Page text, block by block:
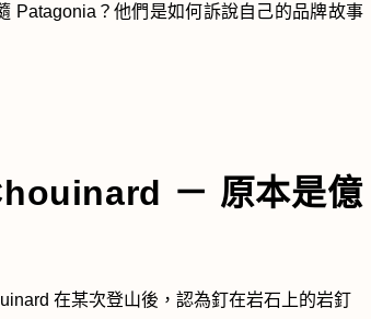
Patagonia？他們是如何訴說自己的品牌故事
－ 原本是億
在某次登山後，認為釘在岩石上的岩釘